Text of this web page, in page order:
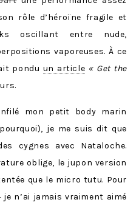
rôle d’héroïne fragile et
oscillant entre nude,
vaporeuses. À ce
pondu un article « Get the
mon petit body marin
je me suis dit que
cygnes avec Nataloche.
oblige, le jupon version
que le micro tutu. Pour
je n’ai jamais vraiment aimé